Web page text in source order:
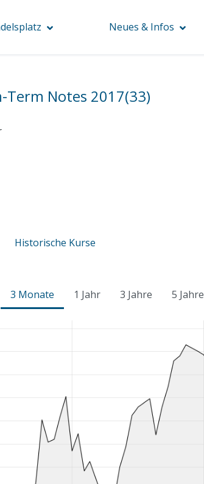
Neues & Infos
Term Notes 2017(33)
Historische Kurse
3 Monate 1 Jahr 3 Jahre 5 Jahre